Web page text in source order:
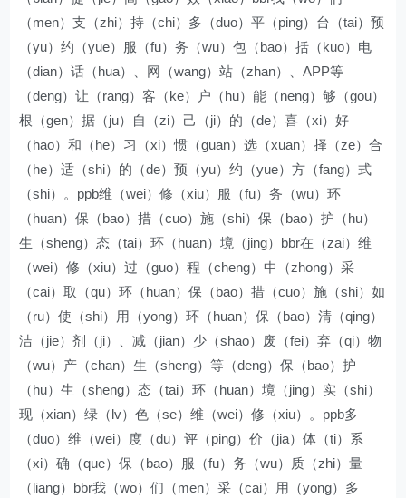
（men）支（zhi）持（chi）多（duo）平（ping）台（tai）预
（yu）约（yue）服（fu）务（wu）包（bao）括（kuo）电
（dian）话（hua）、网（wang）站（zhan）、APP等
（deng）让（rang）客（ke）户（hu）能（neng）够（gou）
根（gen）据（ju）自（zi）己（ji）的（de）喜（xi）好
（hao）和（he）习（xi）惯（guan）选（xuan）择（ze）合
（he）适（shi）的（de）预（yu）约（yue）方（fang）式
（shi）。ppb维（wei）修（xiu）服（fu）务（wu）环
（huan）保（bao）措（cuo）施（shi）保（bao）护（hu）
生（sheng）态（tai）环（huan）境（jing）bbr在（zai）维
（wei）修（xiu）过（guo）程（cheng）中（zhong）采
（cai）取（qu）环（huan）保（bao）措（cuo）施（shi）如
（ru）使（shi）用（yong）环（huan）保（bao）清（qing）
洁（jie）剂（ji）、减（jian）少（shao）废（fei）弃（qi）物
（wu）产（chan）生（sheng）等（deng）保（bao）护
（hu）生（sheng）态（tai）环（huan）境（jing）实（shi）
现（xian）绿（lv）色（se）维（wei）修（xiu）。ppb多
（duo）维（wei）度（du）评（ping）价（jia）体（ti）系
（xi）确（que）保（bao）服（fu）务（wu）质（zhi）量
（liang）bbr我（wo）们（men）采（cai）用（yong）多